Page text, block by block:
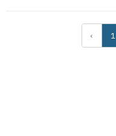
‹ 1